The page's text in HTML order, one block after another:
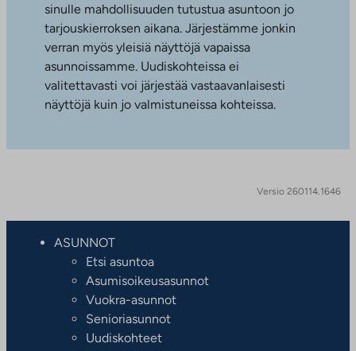
sinulle mahdollisuuden tutustua asuntoon jo
tarjouskierroksen aikana. Järjestämme jonkin
verran myös yleisiä näyttöjä vapaissa
asunnoissamme. Uudiskohteissa ei
valitettavasti voi järjestää vastaavanlaisesti
näyttöjä kuin jo valmistuneissa kohteissa.
Versio 260114.1646
ASUNNOT
Etsi asuntoa
Asumisoikeusasunnot
Vuokra-asunnot
Senioriasunnot
Uudiskohteet